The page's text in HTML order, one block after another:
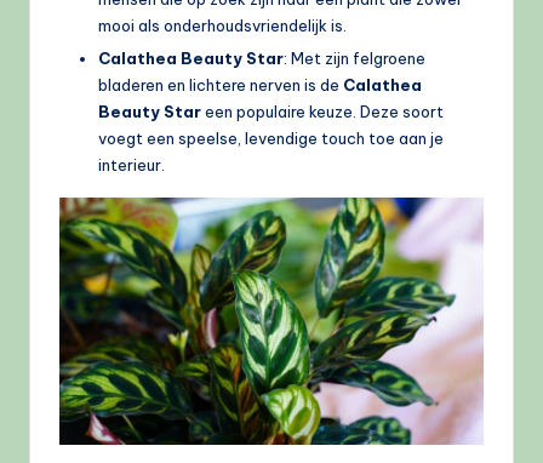
mooi als onderhoudsvriendelijk is.
Calathea Beauty Star: Met zijn felgroene
bladeren en lichtere nerven is de Calathea
Beauty Stareen populaire keuze. Deze soort
voegt een speelse, levendige touch toe aan je
interieur.